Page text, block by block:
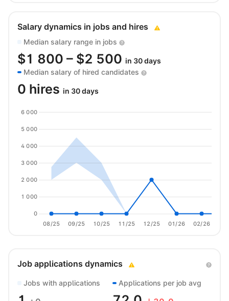
Salary dynamics in jobs and hires
Median salary range in jobs
$1 800 – $2 500 in 30 days
Median salary of hired candidates
0 hires in 30 days
08/25 09/25 10/25 11/25 12/25 01/26 02/26
0
1 000
2 000
3 000
4 000
5 000
6 000
Job applications dynamics
Jobs with applications Applications per job avg